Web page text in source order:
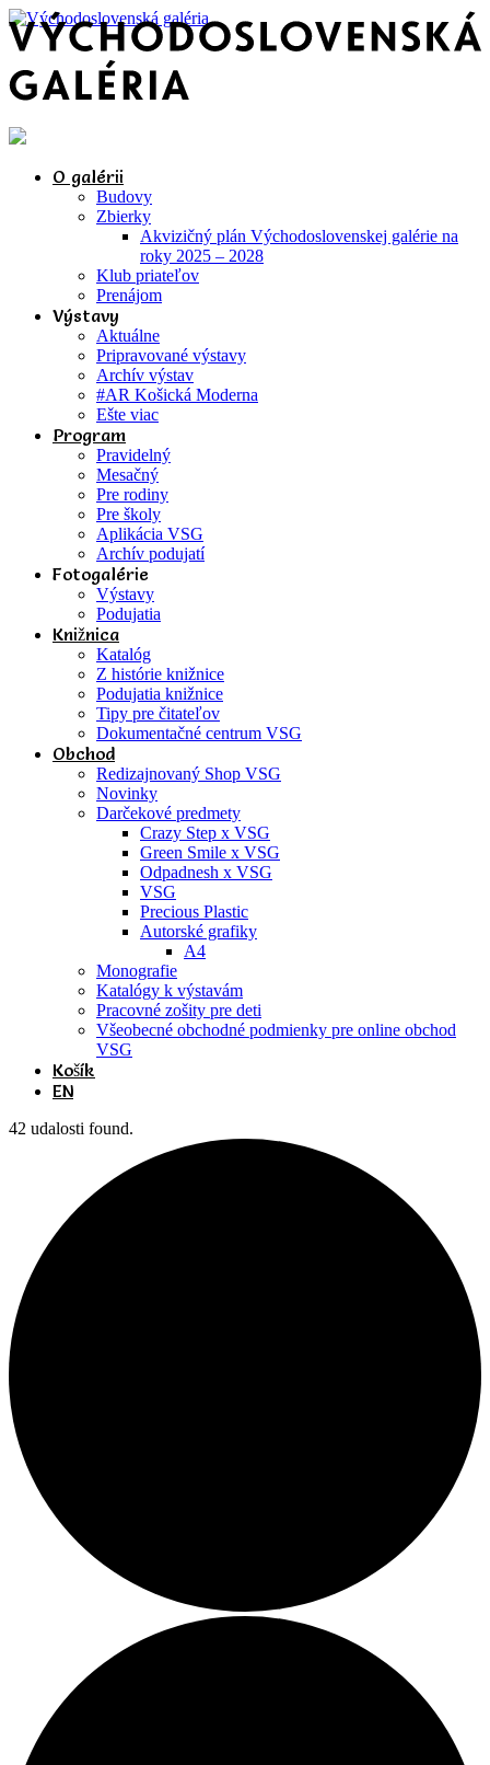
O galérii
Budovy
Zbierky
Akvizičný plán Východoslovenskej galérie na
roky 2025 – 2028
Klub priateľov
Prenájom
Výstavy
Aktuálne
Pripravované výstavy
Archív výstav
#AR Košická Moderna
Ešte viac
Program
Pravidelný
Mesačný
Pre rodiny
Pre školy
Aplikácia VSG
Archív podujatí
Fotogalérie
Výstavy
Podujatia
Knižnica
Katalóg
Z histórie knižnice
Podujatia knižnice
Tipy pre čitateľov
Dokumentačné centrum VSG
Obchod
Redizajnovaný Shop VSG
Novinky
Darčekové predmety
Crazy Step x VSG
Green Smile x VSG
Odpadnesh x VSG
VSG
Precious Plastic
Autorské grafiky
A4
Monografie
Katalógy k výstavám
Pracovné zošity pre deti
Všeobecné obchodné podmienky pre online obchod
VSG
Košík
EN
42 udalosti found.